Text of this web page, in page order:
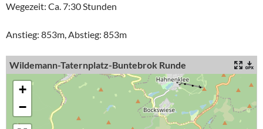
Wegezeit: Ca. 7:30 Stunden
Anstieg: 853m, Abstieg: 853m
Wildemann-Taternplatz-Buntebrok Runde
+
−